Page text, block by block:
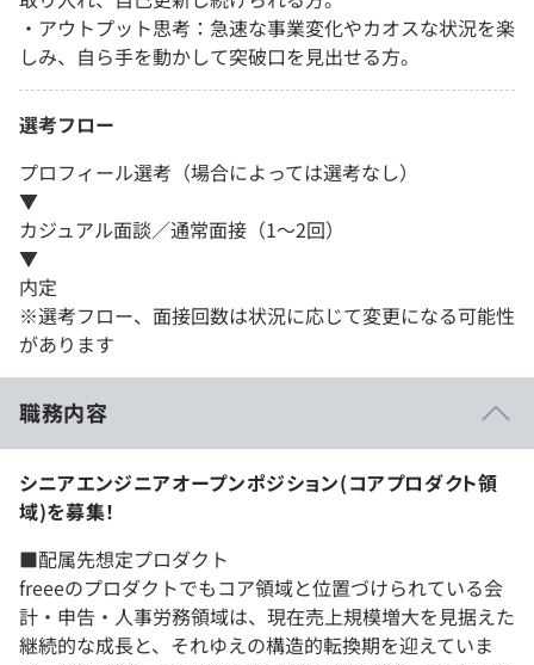
・アウトプット思考：急速な事業変化やカオスな状況を楽
しみ、自ら手を動かして突破口を見出せる方。
選考フロー
プロフィール選考（場合によっては選考なし）
▼
カジュアル面談／通常面接（1～2回）
▼
内定
※選考フロー、面接回数は状況に応じて変更になる可能性
があります
職務内容
シニアエンジニアオープンポジション(コアプロダクト領
域)を募集！
■配属先想定プロダクト
freeeのプロダクトでもコア領域と位置づけられている会
計・申告・人事労務領域は、現在売上規模増大を見据えた
継続的な成長と、それゆえの構造的転換期を迎えていま